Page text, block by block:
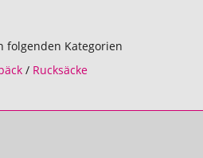
folgenden Kategorien
/ Rucksäcke